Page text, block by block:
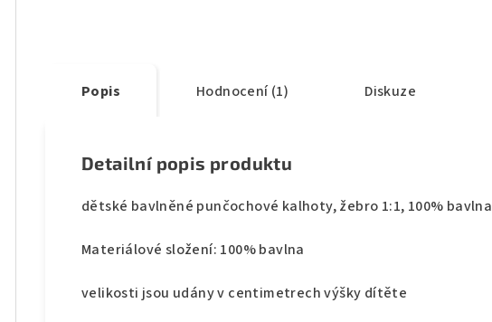
Popis Hodnocení (1) Diskuze
Detailní popis produktu
dětské bavlněné punčochové kalhoty, žebro 1:1, 100% bavlna
Materiálové složení: 100% bavlna
velikosti jsou udány v centimetrech výšky dítěte